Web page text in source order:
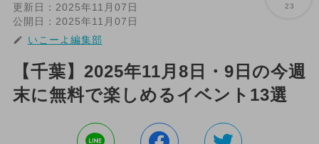
23
更新日： 2025年11月07日
公開日： 2025年11月07日
いこーよ編集部
【千葉】2025年11月8日・9日の今週
末に無料で楽しめるイベント13選